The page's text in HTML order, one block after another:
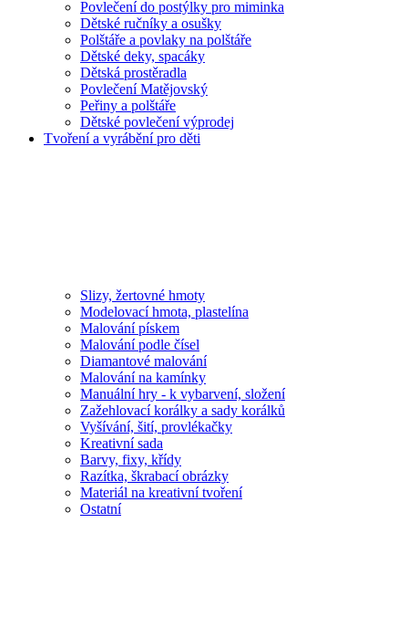
Povlečení do postýlky pro miminka
Dětské ručníky a osušky
Polštáře a povlaky na polštáře
Dětské deky, spacáky
Dětská prostěradla
Povlečení Matějovský
Peřiny a polštáře
Dětské povlečení výprodej
Tvoření a vyrábění pro děti
Slizy, žertovné hmoty
Modelovací hmota, plastelína
Malování pískem
Malování podle čísel
Diamantové malování
Malování na kamínky
Manuální hry - k vybarvení, složení
Zažehlovací korálky a sady korálků
Vyšívání, šití, provlékačky
Kreativní sada
Barvy, fixy, křídy
Razítka, škrabací obrázky
Materiál na kreativní tvoření
Ostatní